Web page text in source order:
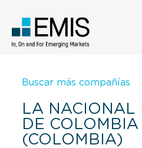
Buscar más compañías
LA NACIONAL
DE COLOMBIA
(COLOMBIA)